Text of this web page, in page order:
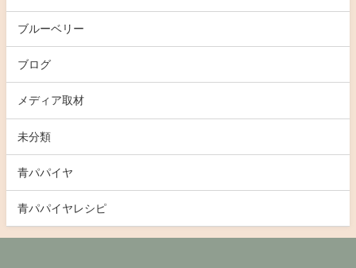
ブルーベリー
ブログ
メディア取材
未分類
青パパイヤ
青パパイヤレシピ